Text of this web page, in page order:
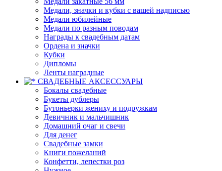
Медали, значки и кубки с вашей надписью
Медали юбилейные
Медали по разным поводам
Награды к свадебным датам
Ордена и значки
Кубки
Дипломы
Ленты наградные
СВАДЕБНЫЕ АКСЕССУАРЫ
Бокалы свадебные
Букеты дублеры
Бутоньерки жениху и подружкам
Девичник и мальчишник
Домашний очаг и свечи
Для денег
Свадебные замки
Книги пожеланий
Конфетти, лепестки роз